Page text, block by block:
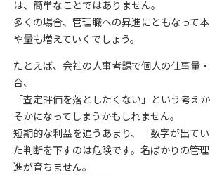
は、簡単なことではありません。
多くの場合、管理職への昇進にともなって
や量も増えていくでしょう。
たとえば、会社の人事考課で個人の仕事量
合、
「査定評価を落としたくない」という考え
そかになってしまうかもしれません。
短期的な利益を追うあまり、「数字が出て
た判断を下すのは危険です。名ばかりの管
進が育ちません。